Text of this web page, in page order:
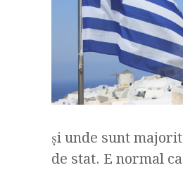
şi unde sunt
de stat. E normal